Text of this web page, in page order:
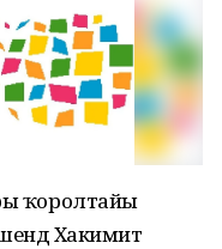
ҡоролтайы
Хакимиәт